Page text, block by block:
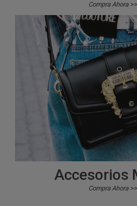
Compra Ahora >>
Accesorios
Compra Ahora >>